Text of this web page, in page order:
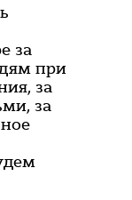
за
при
за
за